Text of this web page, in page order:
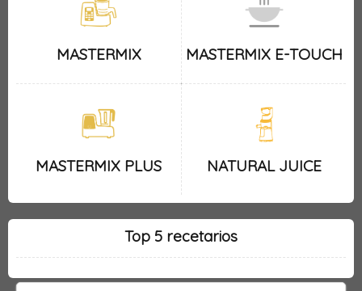
MASTERMIX MASTERMIX E-TOUCH
MASTERMIX PLUS NATURAL JUICE
Top 5 recetarios